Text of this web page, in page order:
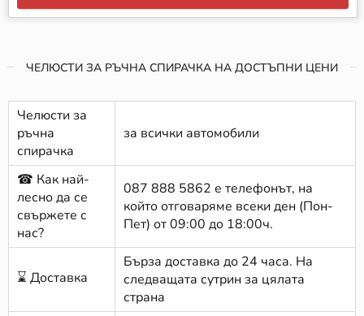
ЧЕЛЮСТИ ЗА РЪЧНА СПИРАЧКА НА ДОСТЪПНИ ЦЕНИ
Челюсти за
ръчна
спирачка
за всички автомобили
☎ Как най-
лесно да се
свържете с
нас?
087 888 5862 е телефонът, на
който отговаряме всеки ден (Пон-
Пет) от 09:00 до 18:00ч.
⌛ Доставка
Бърза доставка до 24 часа. На
следващата сутрин за цялата
страна